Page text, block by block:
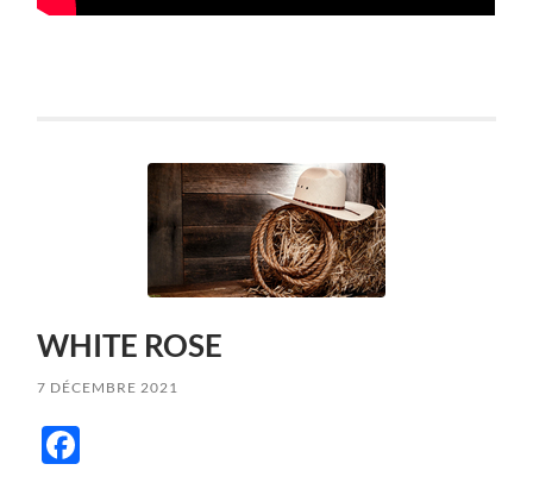
WHITE ROSE
7 DÉCEMBRE 2021